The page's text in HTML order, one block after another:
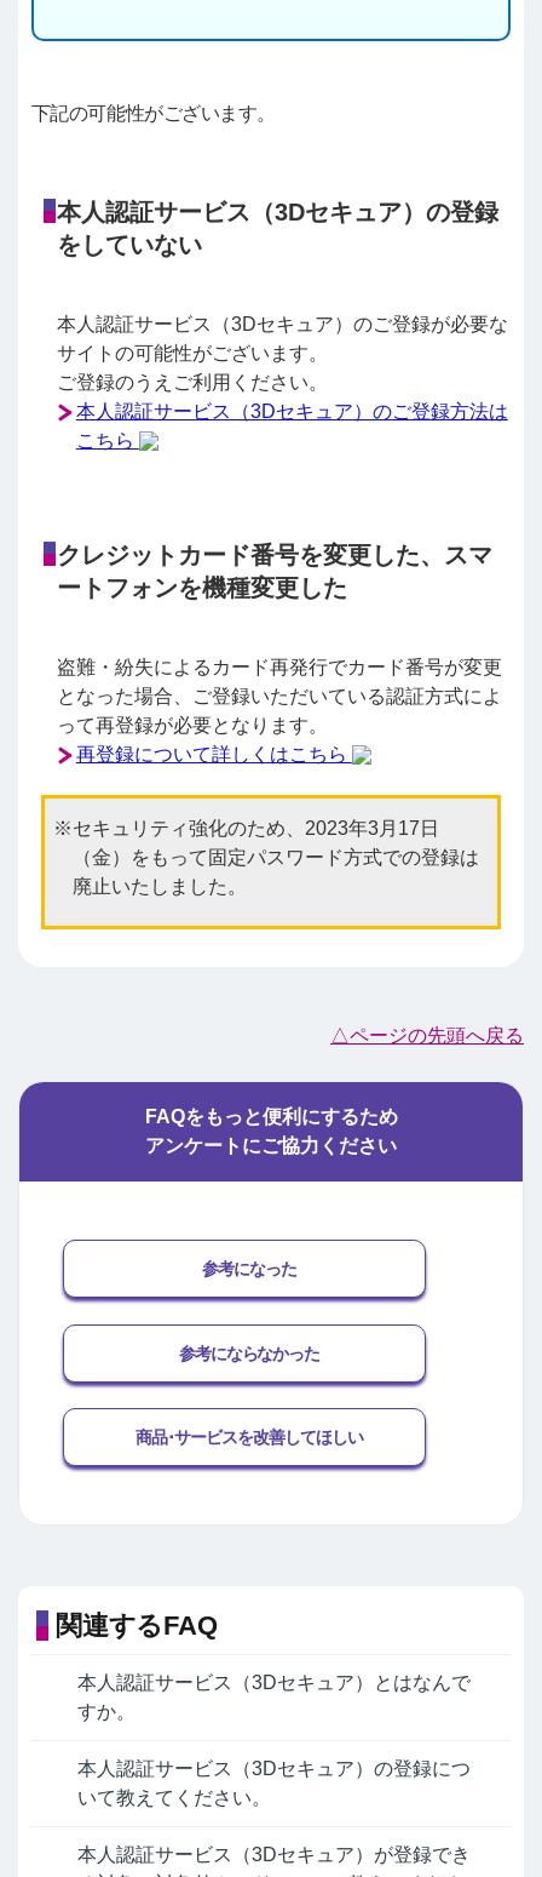
下記の可能性がございます。
本人認証サービス（3Dセキュア）の登録
をしていない
本人認証サービス（3Dセキュア）のご登録が必要な
サイトの可能性がございます。
ご登録のうえご利用ください。
本人認証サービス（3Dセキュア）のご登録方法は
こちら
クレジットカード番号を変更した、スマ
ートフォンを機種変更した
盗難・紛失によるカード再発行でカード番号が変更
となった場合、ご登録いただいている認証方式によ
って再登録が必要となります。
再登録について詳しくはこちら
セキュリティ強化のため、2023年3月17日
（金）をもって固定パスワード方式での登録は
廃止いたしました。
△ページの先頭へ戻る
FAQをもっと便利にするため
アンケートにご協力ください
参考になった
参考にならなかった
商品･サービスを改善してほしい
関連するFAQ
本人認証サービス（3Dセキュア）とはなんで
すか。
本人認証サービス（3Dセキュア）の登録につ
いて教えてください。
本人認証サービス（3Dセキュア）が登録でき